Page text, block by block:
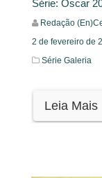
Série: Oscar
Redação
2 de fevereiro de
Série Galeria
Leia Mais